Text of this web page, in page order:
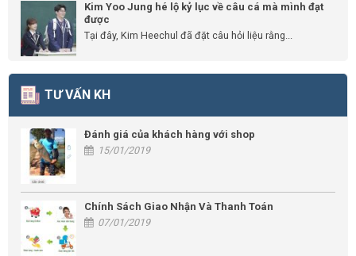
Kim Yoo Jung hé lộ kỷ lục về câu cá mà mình đạt
được
Tại đây, Kim Heechul đã đặt câu hỏi liệu rằng...
TƯ VẤN KH
Đánh giá của khách hàng với shop
15/01/2019
Chính Sách Giao Nhận Và Thanh Toán
07/01/2019